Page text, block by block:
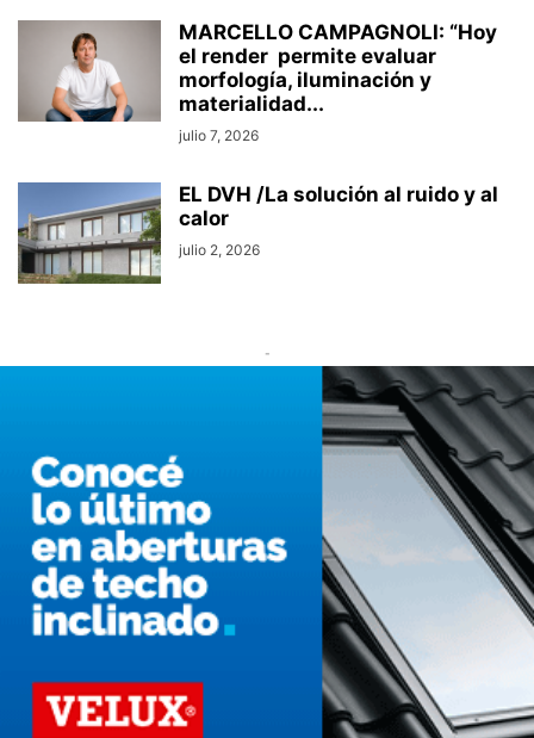
MARCELLO CAMPAGNOLI: “Hoy
el render permite evaluar
morfología, iluminación y
materialidad...
julio 7, 2026
EL DVH /La solución al ruido y al
calor
julio 2, 2026
-